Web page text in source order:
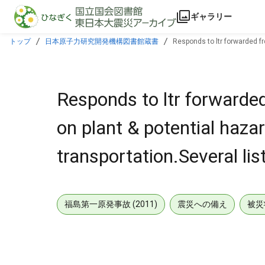
本文に飛ぶ
ギャラリー
トップ 日本原子力研究開発機構図書館蔵書 Responds to ltr forwarded
Responds to ltr
on plant & potential
transportation.Several
福島第一原発事故 (2011) 震災への備え 被災